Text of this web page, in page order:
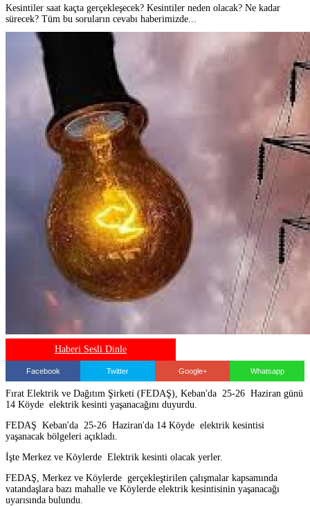
Kesintiler saat kaçta gerçekleşecek? Kesintiler neden olacak? Ne kadar
sürecek? Tüm bu soruların cevabı haberimizde...
Haberi Sesli Dinle
Facebook Twitter Google+ Whatsapp
Fırat Elektrik ve Dağıtım Şirketi (FEDAŞ), Keban'da 25-26 Haziran günü
14 Köyde elektrik kesinti yaşanacağını duyurdu.
FEDAŞ Keban'da 25-26 Haziran'da 14 Köyde elektrik kesintisi
yaşanacak bölgeleri açıkladı.
İşte Merkez ve Köylerde Elektrik kesinti olacak yerler.
FEDAŞ, Merkez ve Köylerde gerçekleştirilen çalışmalar kapsamında
vatandaşlara bazı mahalle ve Köylerde elektrik kesintisinin yaşanacağı
uyarısında bulundu.